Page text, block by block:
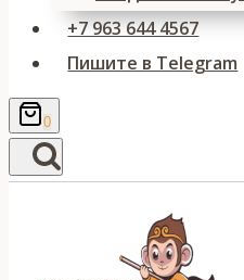
+7 963 644 4567
Пишите в Telegram
0